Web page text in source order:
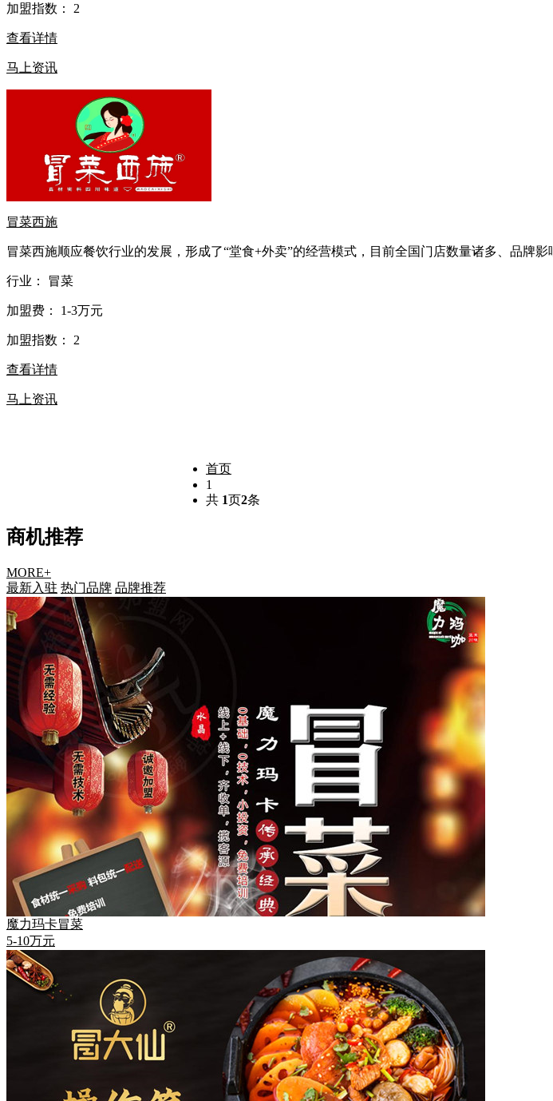
加盟指数： 2
查看详情
马上资讯
冒菜西施
冒菜西施顺应餐饮行业的发展，形成了“堂食+外卖”的经营模式，目前全国门店数量诸多、品牌
行业： 冒菜
加盟费： 1-3万元
加盟指数： 2
查看详情
马上资讯
首页
1
共 1页2条
商机推荐
MORE+
最新入驻 热门品牌 品牌推荐
魔力玛卡冒菜
5-10万元